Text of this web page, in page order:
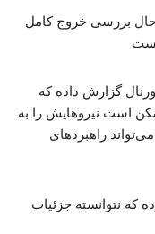
گزارش داده که
است نیروهایش را به
راهبردهای
که نتوانسته جزئیات